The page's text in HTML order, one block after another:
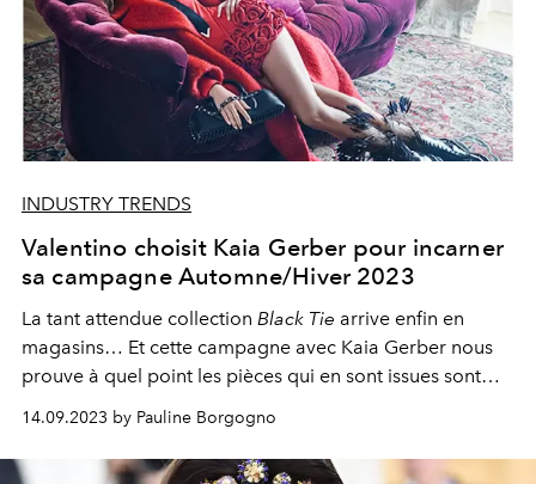
INDUSTRY TRENDS
Valentino choisit Kaia Gerber pour incarner
sa campagne Automne/Hiver 2023
La tant attendue collection Black Tie arrive enfin en
magasins… Et cette campagne avec Kaia Gerber nous
prouve à quel point les pièces qui en sont issues sont
toutes plus désirables les unes que les autres.
14.09.2023 by Pauline Borgogno